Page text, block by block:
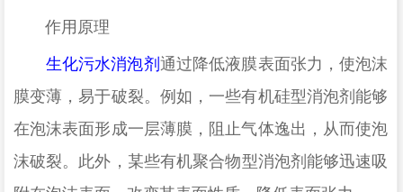
作用原理
生化污水消泡剂 通过降低液膜表面张力，使泡沫
膜变薄，易于破裂。例如，一些有机硅型消泡剂能够
在泡沫表面形成一层薄膜，阻止气体逸出，从而使泡
沫破裂。此外，某些有机聚合物型消泡剂能够迅速吸